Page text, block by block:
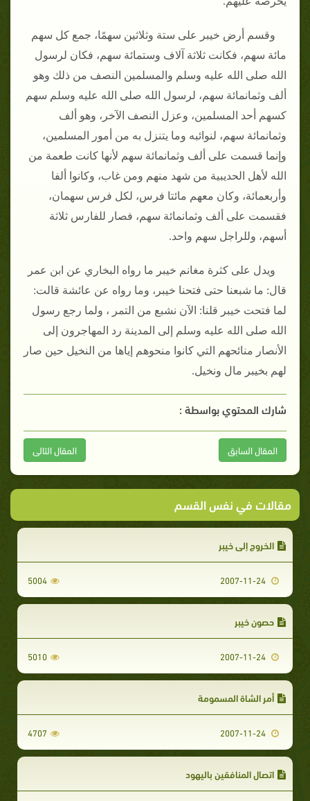
وقسم أرض خيبر على ستة وثلاثين سهمًا، جمع كل سهم
مائة سهم، فكانت ثلاثة آلاف وستمائة سهم، فكان لرسول
الله صلى الله عليه وسلم والمسلمين النصف من ذلك وهو
ألف وثمانمائة سهم، لرسول الله صلى الله عليه وسلم سهم
كسهم أحد المسلمين، وعزل النصف الآخر، وهو ألف
وثمانمائة سهم، لنوائبه وما يتنزل به من أمور المسلمين،
وإنما قسمت على ألف وثمانمائة سهم لأنها كانت طعمة من
الله لأهل الحديبية من شهد منهم ومن غاب، وكانوا ألفا
وأربعمائة، وكان معهم مائتا فرس، لكل فرس سهمان،
فقسمت على ألف وثمانمائة سهم، فصار للفارس ثلاثة
أسهم، وللراجل سهم واحد‏.‏
ويدل على كثرة مغانم خيبر ما رواه البخاري عن ابن عمر
قال‏:‏ ما شبعنا حتى فتحنا خيبر، وما رواه عن عائشة قالت‏:‏
لما فتحت خيبر قلنا‏:‏ الآن نشبع من التمر ، ولما رجع رسول
الله صلى الله عليه وسلم إلى المدينة رد المهاجرون إلى
الأنصار منائحهم التي كانوا منحوهم إياها من النخيل حين صار
لهم بخيبر مال ونخيل‏.
شارك المحتوي بواسطة :
المقال السابق المقال التالى
مقالات في نفس القسم
الخروج إلى خيبر‏
5004
حصون خيبر‏‏
5010
أمر الشاة المسمومة‏
4707
اتصال المنافقين باليهود‏‏